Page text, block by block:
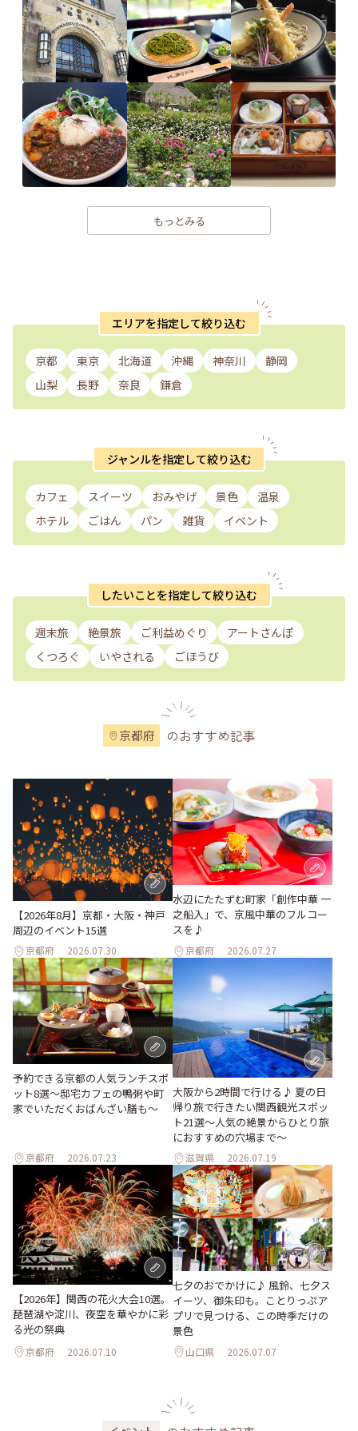
もっとみる
エリアを指定して絞り込む
京都 東京 北海道 沖縄 神奈川
静岡
山梨
長野 奈良 鎌倉
ジャンルを指定して絞り込む
カフェ スイーツ おみやげ 景色
温泉
ホテル
ごはん パン 雑貨 イベント
したいことを指定して絞り込む
週末旅 絶景旅 ご利益めぐり
アートさんぽ
くつろぐ
いやされる ごほうび
京都府 のおすすめ記事
【2026年8月】京都・大阪・神戸
周辺のイベント15選
京都府 2026.07.30
水辺にたたずむ町家「創作中華 一
之船入」で、京風中華のフルコー
スを♪
京都府 2026.07.27
予約できる京都の人気ランチスポ
ット8選～邸宅カフェの鴨粥や町
家でいただくおばんざい膳も～
京都府 2026.07.23
大阪から2時間で行ける♪ 夏の日
帰り旅で行きたい関西観光スポッ
ト21選～人気の絶景からひとり旅
におすすめの穴場まで～
滋賀県 2026.07.19
【2026年】関西の花火大会10選。
琵琶湖や淀川、夜空を華やかに彩
る光の祭典
京都府 2026.07.10
七夕のおでかけに♪ 風鈴、七夕ス
イーツ、御朱印も。ことりっぷア
プリで見つける、この時季だけの
景色
山口県 2026.07.07